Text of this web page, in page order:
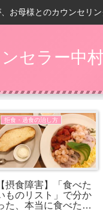
お母様とのカウンセリ
セラー中
拒食・過食の治し方
【摂食障害】「食べた
ものリスト」で分か
た、本当に食べたか